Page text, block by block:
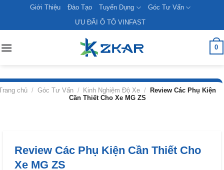
content
Giới Thiệu Đào Tạo Tuyển Dụng
Góc Tư Vấn
ƯU ĐÃI Ô TÔ VINFAST
0
chủ / Góc Tư Vấn / Kinh Nghiệm Độ Xe /
Review Các Phụ Kiện
Cần Thiết Cho Xe MG ZS
Review Các Phụ Kiện Cần Thiết Cho
Xe MG ZS